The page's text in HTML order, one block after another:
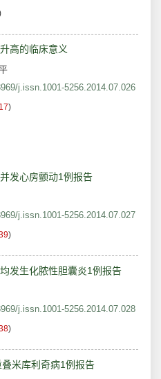
高的临床意义
j.issn.1001-5256.2014.07.026
)
发心房颤动1例报告
j.issn.1001-5256.2014.07.027
)
发生化脓性胆囊炎1例报告
j.issn.1001-5256.2014.07.028
)
米库利奇病1例报告